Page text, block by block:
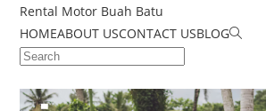
Rental Motor Buah Batu
HOMEABOUT USCONTACT USBLOG